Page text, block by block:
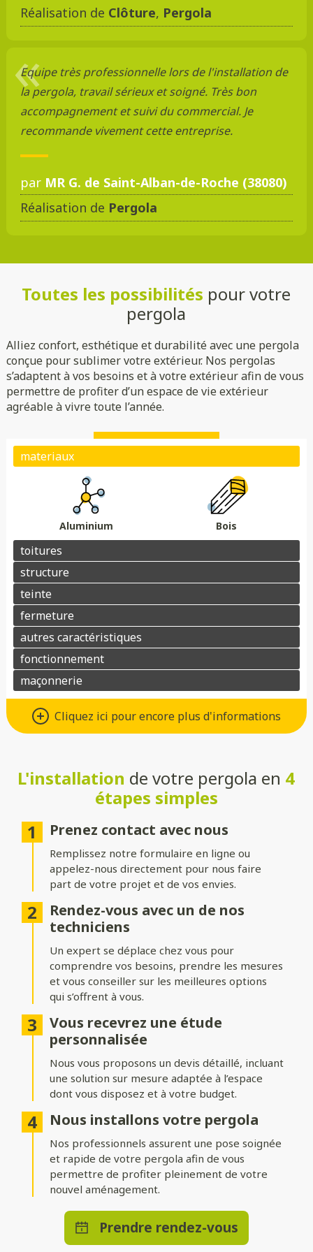
Réalisation de Clôture, Pergola
Equipe très professionnelle lors de l'installation de
la pergola, travail sérieux et soigné. Très bon
accompagnement et suivi du commercial. Je
recommande vivement cette entreprise.
par MR G. de Saint-Alban-de-Roche (38080)
Réalisation de Pergola
Toutes les possibilités pour votre
pergola
Alliez confort, esthétique et durabilité avec une pergola
conçue pour sublimer votre extérieur. Nos pergolas
s’adaptent à vos besoins et à votre extérieur afin de vous
permettre de profiter d’un espace de vie extérieur
agréable à vivre toute l’année.
Aluminium Bois
(verre/polycarbonate)
Indépendante
Adossée
Essences de boisColoris au choix
Store
Parois
Électrique avec téléphone
Électrique avec télécommande
Cliquez ici pour encore plus d'informations
Matériaux : Aluminium ou bois
Choisissez l’aluminium pour une pergola au design moderne,
cas, ces matériaux allient esthétisme et durabilité.
Toitures : Rigide, bioclimatique ou
toile
Choisissez une toiture rigide en verre ou polycarbonate pour
une protection optimale, une toiture bioclimatique à lames
orientables pour gérer l’ensoleillement, ou une toile pour une
ambiance légère et aérée.
Structure : Indépendante ou
adossée
Installez votre pergola où vous le souhaitez ! Une structure
indépendante permet de créer un espace isolé au cœur du
jardin, tandis qu’une pergola adossée prolonge
harmonieusement votre maison.
Nombreuses options de
personnalisation
Ajoutez des stores ou parois pour vous protéger du vent,
intégrez un éclairage LED pour profiter d’agréables soirées, ou
un bénéficier d’un confort absolu en toute saison.
L'installation de votre pergola en 4
étapes simples
Prenez contact avec nous
Remplissez notre formulaire en ligne ou
appelez-nous directement pour nous faire
part de votre projet et de vos envies.
Rendez-vous avec un de nos
techniciens
Un expert se déplace chez vous pour
comprendre vos besoins, prendre les mesures
et vous conseiller sur les meilleures options
qui s’offrent à vous.
Vous recevrez une étude
personnalisée
Nous vous proposons un devis détaillé, incluant
une solution sur mesure adaptée à l’espace
dont vous disposez et à votre budget.
Nous installons votre pergola
Nos professionnels assurent une pose soignée
et rapide de votre pergola afin de vous
permettre de profiter pleinement de votre
nouvel aménagement.
Prendre rendez-vous